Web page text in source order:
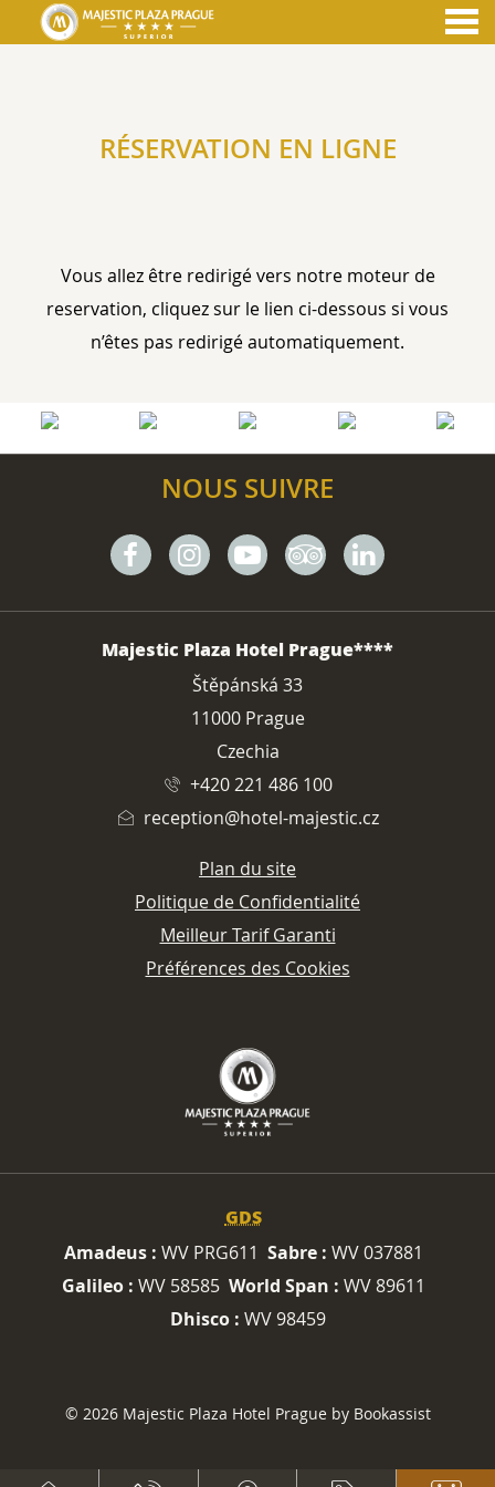
RÉSERVATION EN LIGNE
Vous allez être redirigé vers notre moteur de
reservation, cliquez sur le lien ci-dessous si vous
n’êtes pas redirigé automatiquement.
ADRESSEMajestic Plaza Hotel Prague****
Štěpánská 33
11000 Prague
Czechia
+420 221 486 100
reception@hotel-majestic.cz
Plan du site
Politique de Confidentialité
Meilleur Tarif Garanti
Préférences des Cookies
NOUS SUIVRE
FacebookInstagram
YoutubeTripadvisor
Linkedin
GDS
Amadeus : WV PRG611 Sabre : WV 037881
Galileo : WV 58585 World Span : WV 89611
Dhisco : WV 98459
© 2026 Majestic Plaza Hotel Prague by Bookassist